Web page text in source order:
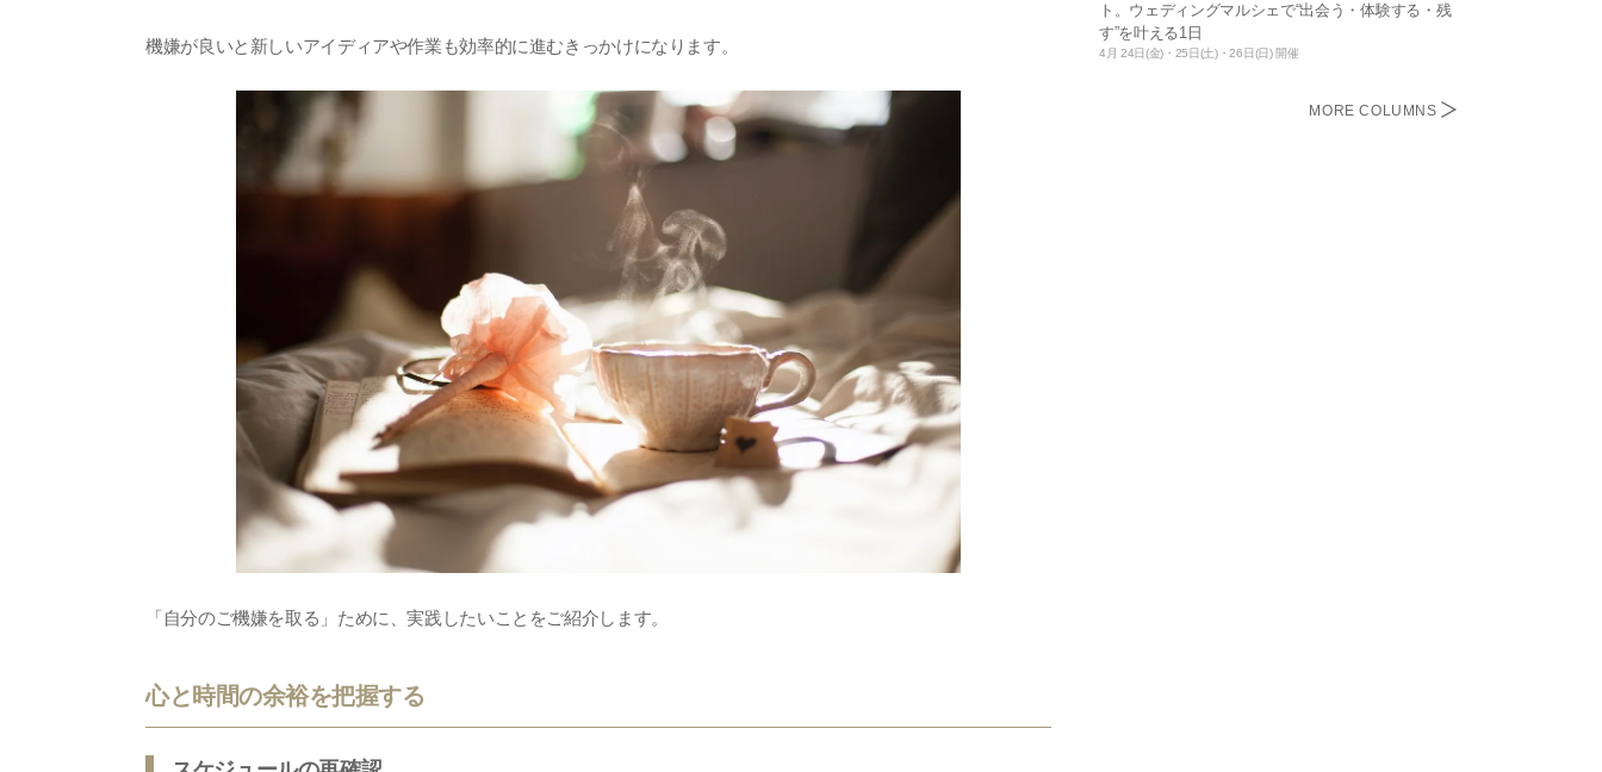
機嫌が良いと新しいアイディアや作業も効率的に進むきっかけになります。
「自分のご機嫌を取る」ために、実践したいことをご紹介します。
心と時間の余裕を把握する
ト。ウェディングマルシェで“出会う・体験する・残
す”を叶える1日
4月 24日(金)・25日(土)・26日(日) 開催
MORE COLUMNS